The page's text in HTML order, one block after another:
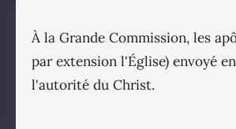
À la Grande Commission, les
par extension l'Église) envoyé
l'autorité du Christ.